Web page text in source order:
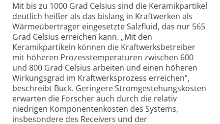
Mit bis zu 1000 Grad Celsius sind die Keramikpartikel
deutlich heißer als das bislang in Kraftwerken als
Wärmeübertrager eingesetzte Salzfluid, das nur 565
Grad Celsius erreichen kann. „Mit den
Keramikpartikeln können die Kraftwerksbetreiber
mit höheren Prozesstemperaturen zwischen 600
und 800 Grad Celsius arbeiten und einen höheren
Wirkungsgrad im Kraftwerksprozess erreichen“,
beschreibt Buck. Geringere Stromgestehungskosten
erwarten die Forscher auch durch die relativ
niedrigen Komponentenkosten des Systems,
insbesondere des Receivers und der